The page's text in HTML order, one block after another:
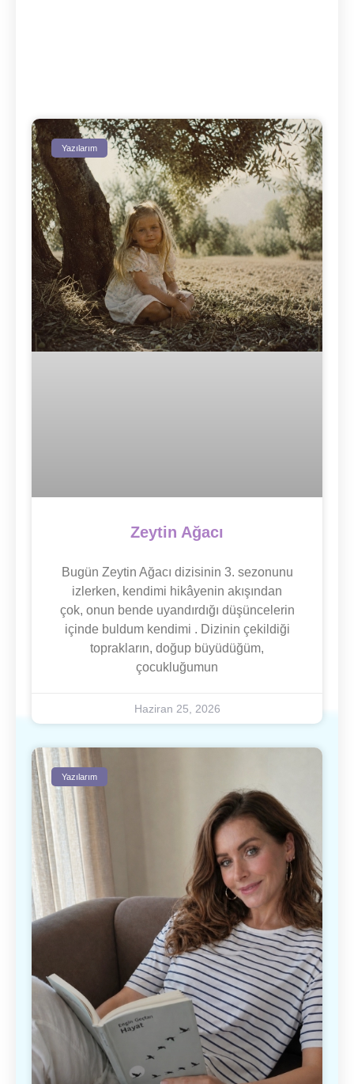
Yazılarım
Zeytin Ağacı
Bugün Zeytin Ağacı dizisinin 3. sezonunu
izlerken, kendimi hikâyenin akışından
çok, onun bende uyandırdığı düşüncelerin
içinde buldum kendimi . Dizinin çekildiği
toprakların, doğup büyüdüğüm,
çocukluğumun
Haziran 25, 2026
Yazılarım